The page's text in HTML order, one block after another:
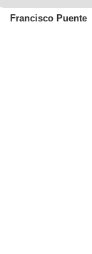
Francisco Puente